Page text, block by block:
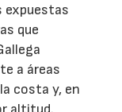
expuestas
que
a áreas
costa y, en